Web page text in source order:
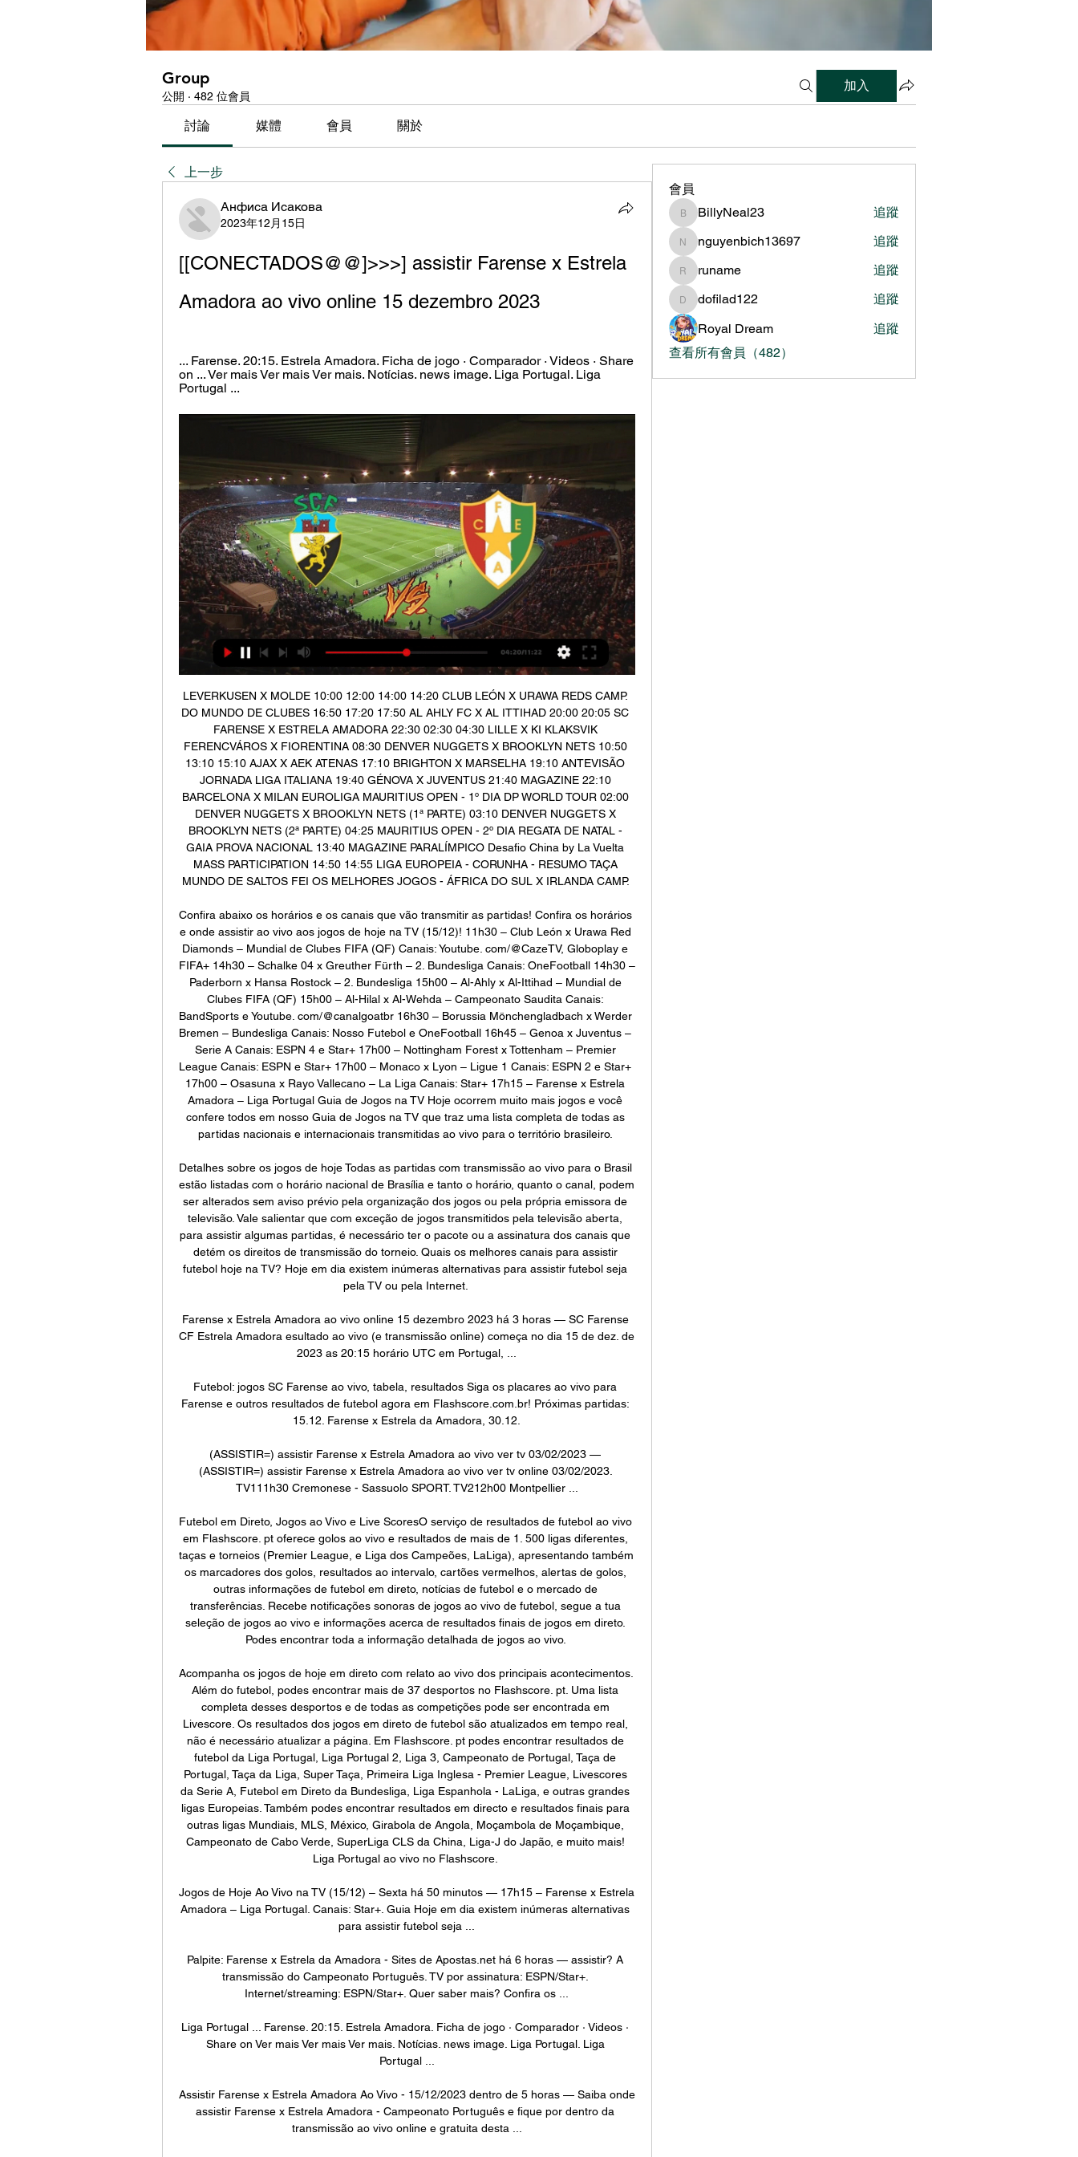
Group
公開 · 482 位會員
加入
討論 媒體 會員 關於
上一步
Анфиса Исакова
2023年12月15日
[[CONECTADOS@@]>>>] assistir Farense x Estrela
Amadora ao vivo online 15 dezembro 2023
... Farense. 20:15. Estrela Amadora. Ficha de jogo · Comparador · Videos · Share
on ... Ver mais Ver mais Ver mais. Notícias. news image. Liga Portugal. Liga
Portugal ...
LEVERKUSEN X MOLDE 10:00 12:00 14:00 14:20 CLUB LEÓN X URAWA REDS CAMP.
DO MUNDO DE CLUBES 16:50 17:20 17:50 AL AHLY FC X AL ITTIHAD 20:00 20:05 SC
FARENSE X ESTRELA AMADORA 22:30 02:30 04:30 LILLE X KI KLAKSVIK
FERENCVÁROS X FIORENTINA 08:30 DENVER NUGGETS X BROOKLYN NETS 10:50
13:10 15:10 AJAX X AEK ATENAS 17:10 BRIGHTON X MARSELHA 19:10 ANTEVISÃO
JORNADA LIGA ITALIANA 19:40 GÉNOVA X JUVENTUS 21:40 MAGAZINE 22:10
BARCELONA X MILAN EUROLIGA MAURITIUS OPEN - 1º DIA DP WORLD TOUR 02:00
DENVER NUGGETS X BROOKLYN NETS (1ª PARTE) 03:10 DENVER NUGGETS X
BROOKLYN NETS (2ª PARTE) 04:25 MAURITIUS OPEN - 2º DIA REGATA DE NATAL -
GAIA PROVA NACIONAL 13:40 MAGAZINE PARALÍMPICO Desafio China by La Vuelta
MASS PARTICIPATION 14:50 14:55 LIGA EUROPEIA - CORUNHA - RESUMO TAÇA
MUNDO DE SALTOS FEI OS MELHORES JOGOS - ÁFRICA DO SUL X IRLANDA CAMP.
Confira abaixo os horários e os canais que vão transmitir as partidas! Confira os horários
e onde assistir ao vivo aos jogos de hoje na TV (15/12)! 11h30 – Club León x Urawa Red
Diamonds – Mundial de Clubes FIFA (QF) Canais: Youtube. com/@CazeTV, Globoplay e
FIFA+ 14h30 – Schalke 04 x Greuther Fürth – 2. Bundesliga Canais: OneFootball 14h30 –
Paderborn x Hansa Rostock – 2. Bundesliga 15h00 – Al-Ahly x Al-Ittihad – Mundial de
Clubes FIFA (QF) 15h00 – Al-Hilal x Al-Wehda – Campeonato Saudita Canais:
BandSports e Youtube. com/@canalgoatbr 16h30 – Borussia Mönchengladbach x Werder
Bremen – Bundesliga Canais: Nosso Futebol e OneFootball 16h45 – Genoa x Juventus –
Serie A Canais: ESPN 4 e Star+ 17h00 – Nottingham Forest x Tottenham – Premier
League Canais: ESPN e Star+ 17h00 – Monaco x Lyon – Ligue 1 Canais: ESPN 2 e Star+
17h00 – Osasuna x Rayo Vallecano – La Liga Canais: Star+ 17h15 – Farense x Estrela
Amadora – Liga Portugal Guia de Jogos na TV Hoje ocorrem muito mais jogos e você
confere todos em nosso Guia de Jogos na TV que traz uma lista completa de todas as
partidas nacionais e internacionais transmitidas ao vivo para o território brasileiro.
Detalhes sobre os jogos de hoje Todas as partidas com transmissão ao vivo para o Brasil
estão listadas com o horário nacional de Brasília e tanto o horário, quanto o canal, podem
ser alterados sem aviso prévio pela organização dos jogos ou pela própria emissora de
televisão. Vale salientar que com exceção de jogos transmitidos pela televisão aberta,
para assistir algumas partidas, é necessário ter o pacote ou a assinatura dos canais que
detém os direitos de transmissão do torneio. Quais os melhores canais para assistir
futebol hoje na TV? Hoje em dia existem inúmeras alternativas para assistir futebol seja
pela TV ou pela Internet.
Farense x Estrela Amadora ao vivo online 15 dezembro 2023 há 3 horas — SC Farense
CF Estrela Amadora esultado ao vivo (e transmissão online) começa no dia 15 de dez. de
2023 as 20:15 horário UTC em Portugal, ...
Futebol: jogos SC Farense ao vivo, tabela, resultados Siga os placares ao vivo para
Farense e outros resultados de futebol agora em Flashscore.com.br! Próximas partidas:
15.12. Farense x Estrela da Amadora, 30.12.
(ASSISTIR=) assistir Farense x Estrela Amadora ao vivo ver tv 03/02/2023 —
(ASSISTIR=) assistir Farense x Estrela Amadora ao vivo ver tv online 03/02/2023.
TV111h30 Cremonese - Sassuolo SPORT. TV212h00 Montpellier ...
Futebol em Direto, Jogos ao Vivo e Live ScoresO serviço de resultados de futebol ao vivo
em Flashscore. pt oferece golos ao vivo e resultados de mais de 1. 500 ligas diferentes,
taças e torneios (Premier League, e Liga dos Campeões, LaLiga), apresentando também
os marcadores dos golos, resultados ao intervalo, cartões vermelhos, alertas de golos,
outras informações de futebol em direto, notícias de futebol e o mercado de
transferências. Recebe notificações sonoras de jogos ao vivo de futebol, segue a tua
seleção de jogos ao vivo e informações acerca de resultados finais de jogos em direto.
Podes encontrar toda a informação detalhada de jogos ao vivo.
Acompanha os jogos de hoje em direto com relato ao vivo dos principais acontecimentos.
Além do futebol, podes encontrar mais de 37 desportos no Flashscore. pt. Uma lista
completa desses desportos e de todas as competições pode ser encontrada em
Livescore. Os resultados dos jogos em direto de futebol são atualizados em tempo real,
não é necessário atualizar a página. Em Flashscore. pt podes encontrar resultados de
futebol da Liga Portugal, Liga Portugal 2, Liga 3, Campeonato de Portugal, Taça de
Portugal, Taça da Liga, Super Taça, Primeira Liga Inglesa - Premier League, Livescores
da Serie A, Futebol em Direto da Bundesliga, Liga Espanhola - LaLiga, e outras grandes
ligas Europeias. Também podes encontrar resultados em directo e resultados finais para
outras ligas Mundiais, MLS, México, Girabola de Angola, Moçambola de Moçambique,
Campeonato de Cabo Verde, SuperLiga CLS da China, Liga-J do Japão, e muito mais!
Liga Portugal ao vivo no Flashscore.
Jogos de Hoje Ao Vivo na TV (15/12) – Sexta há 50 minutos — 17h15 – Farense x Estrela
Amadora – Liga Portugal. Canais: Star+. Guia Hoje em dia existem inúmeras alternativas
para assistir futebol seja ...
Palpite: Farense x Estrela da Amadora - Sites de Apostas.net há 6 horas — assistir? A
transmissão do Campeonato Português. TV por assinatura: ESPN/Star+.
Internet/streaming: ESPN/Star+. Quer saber mais? Confira os ...
Liga Portugal ... Farense. 20:15. Estrela Amadora. Ficha de jogo · Comparador · Videos ·
Share on Ver mais Ver mais Ver mais. Notícias. news image. Liga Portugal. Liga
Portugal ...
Assistir Farense x Estrela Amadora Ao Vivo - 15/12/2023 dentro de 5 horas — Saiba onde
assistir Farense x Estrela Amadora - Campeonato Português e fique por dentro da
transmissão ao vivo online e gratuita desta ...
會員
BillyNeal23
BillyNeal23 追蹤
nguyenbich13697
nguyenbich13697 追蹤
runame
runame 追蹤
dofilad122
dofilad122
追蹤
Royal Dream
追蹤
查看所有會員（482）